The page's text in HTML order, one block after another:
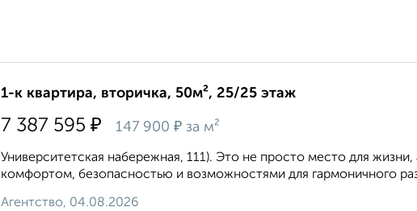
1-к квартира, вторичка, 50м², 25/25 этаж
7 387 595 ₽ 147 900 ₽ за м²
Университетская набережная, 111). Это не просто место для
комфортом, безопасностью и возможностями для гармоничного
Агентство, 04.08.2026